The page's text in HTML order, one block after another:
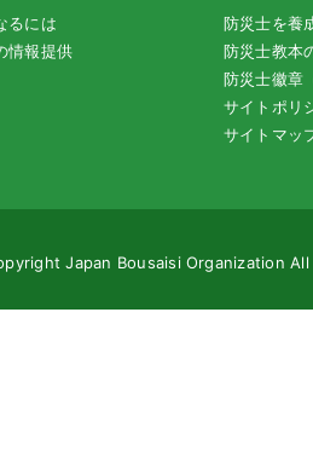
るには
情報提供
防災士を養
防災士教本
防災士徽章
サイトポリ
サイトマッ
Japan Bousaisi Organization